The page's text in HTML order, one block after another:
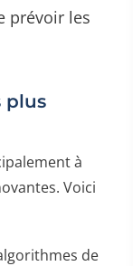
prévoir les
plus
à
Voici
de